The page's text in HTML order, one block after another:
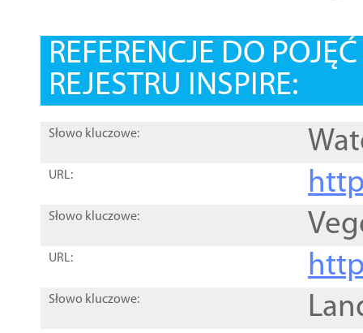
REFERENCJE DO
REJESTRU INSPIRE:
Słowo kluczowe:
URL:
Słowo kluczowe:
URL:
Słowo kluczowe: